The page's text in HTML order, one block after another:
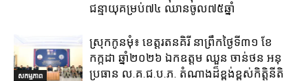
ជន្មាយុគម្រប់៧៤ ឈានចូល៧៥ឆ្នាំ
សកម្មភាព
ស្រុក​កូនមុំ៖ ខេត្ត​រតនគិរី​ នាព្រឹកថ្ងៃទី៣១​ ខែ
កក្កដា ឆ្នាំ២០២៦ ឯកឧត្តម​ ឈួន ចាន់ថន អនុ
ប្រធាន ល.គ.ជ.ប.ភ. តំណាង​ដ៏ខ្ពង់ខ្ពស់​កិត្តិនីតិ